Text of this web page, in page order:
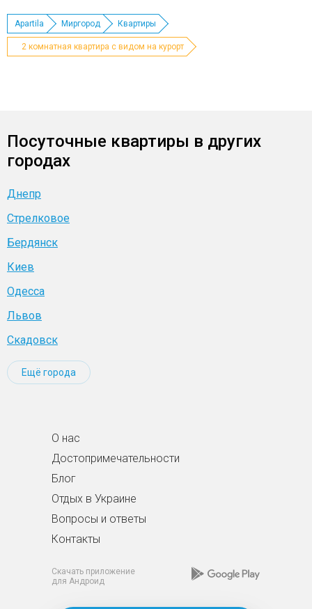
Apartila Миргород Квартиры
2 комнатная квартира с видом на курорт
Посуточные квартиры в других
городах
Днепр
Стрелковое
Бердянск
Киев
Одесса
Львов
Скадовск
Ещё города
О нас
Достопримечательности
Блог
Отдых в Украине
Вопросы и ответы
Контакты
Скачать приложение
для Андроид